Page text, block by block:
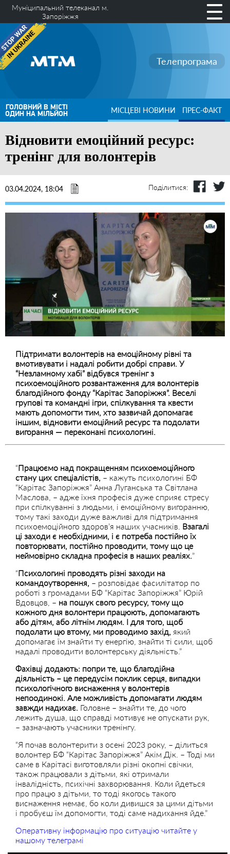
Муніципальний телеканал м.
Запоріжжя
Телепрограма
ГОЛОВНИЙ В МІСТІ
ОДИН НА МІЛЬЙОН МІСЦЕВІ НОВИНИ ПРЕС-ФАКТ
Відновити емоційний ресурс:
тренінг для волонтерів
03.04.2024, 18:04 Поділитися:
Підтримати волонтерів на емоційному рівні та
вмотивувати і надалі робити добрі справи. У
“Незламному хабі” відбувся тренінг з
психоемоційного розвантаження для волонтерів
благодійного фонду “Карітас Запоріжжя”. Веселі
групові та командні ігри, спілкування та квести
мають допомогти тим, хто зазвичай допомагає
іншим, відновити емоційний ресурс та подолати
вигорання — переконані психологині.
“Працюємо над покращенням психоемоційного
стану цих спеціалістів, – кажуть психологині БФ
“Карітас Запоріжжя” Анна Луганська та Світлана
Маслова, – адже їхня професія дуже сприяє стресу
при спілкуванні з людьми, і емоційному вигоранню,
тому такі заходи дуже важливі для підтримання
психоемоційного здоров’я наших учасників. Взагалі
ці заходи є необхідними, і є потреба постійно їх
повторювати, постійно проводити, тому що це
неймовірно складна професія в наших реаліях. ”
“Психологині проводять різні заходи на
командоутворення, – розповідає фасилітатор по
роботі з громадами БФ “Карітас Запоріжжя” Юрій
Вдовцов, – на пошук свого ресурсу, тому що
кожного дня волонтери працюють, допомагають
або дітям, або літнім людям. І для того, щоб
подолати цю втому, ми проводимо захід, який
допомагає їм знайти ту енергію, знайти ті сили, щоб
надалі проводити волонтерську діяльність.”
Фахівці додають: попри те, що благодійна
діяльність – це передусім поклик серця, випадки
психологічного виснаження у волонтерів
непоодинокі. Але можливість допомагати людям
завжди надихає. Головне – знайти те, до чого
лежить душа, що справді мотивує не опускати рук,
– зазначають учасники тренінгу.
“Я почав волонтерити з осені 2023 року, – ділиться
волонтер БФ “Карітас Запоріжжя” Акім Дік. – Тоді ми
саме в Карітасі виготовляли різні окопні свічки,
також працювали з дітьми, які отримали
інвалідність, психічні захворювання. Коли йдеться
про працю з дітьми, то тоді якогось такого
виснаження немає, бо коли дивишся за цими дітьми
і пробуєш їм допомогти, тоді саме надихання йде.”
Оперативну інформацію про ситуацію читайте у
нашому телеграмі